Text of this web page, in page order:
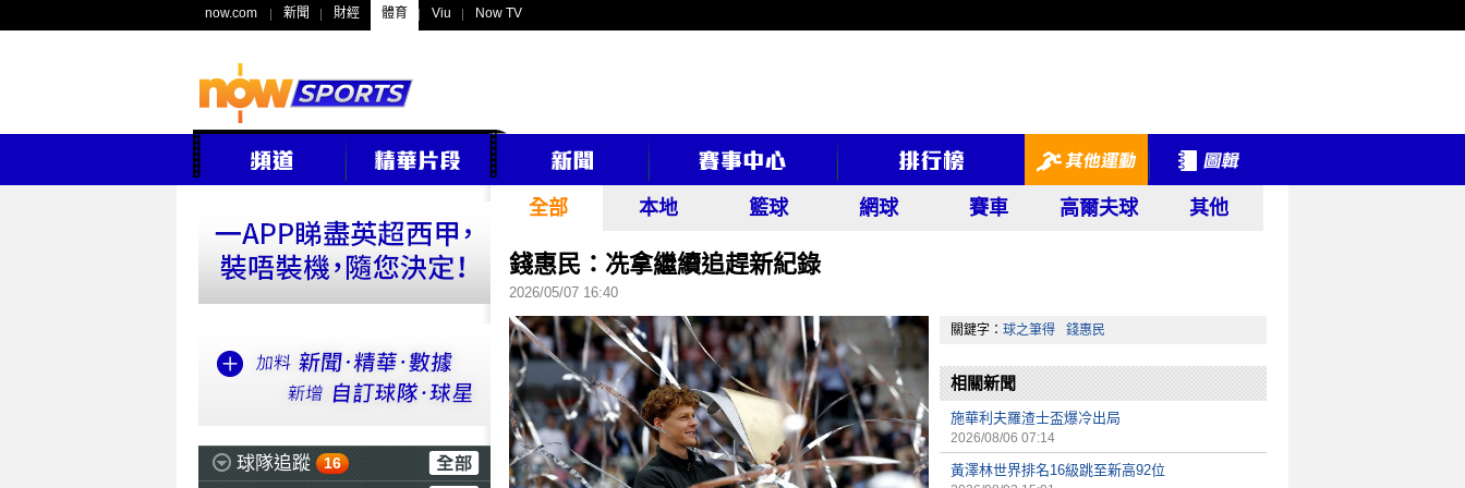
now.com 新聞 財經 體育 Viu Now TV
球隊追蹤 16
全部 本地 籃球 網球 賽車 高爾夫球 其他
錢惠民：冼拿繼續追趕新紀錄
2026/05/07 16:40
關鍵字： 球之筆得 錢惠民
相關新聞
施華利夫羅渣士盃爆冷出局
2026/08/06 07:14
黃澤林世界排名16級跳至新高92位